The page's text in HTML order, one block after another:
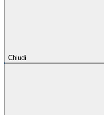
Chiudi